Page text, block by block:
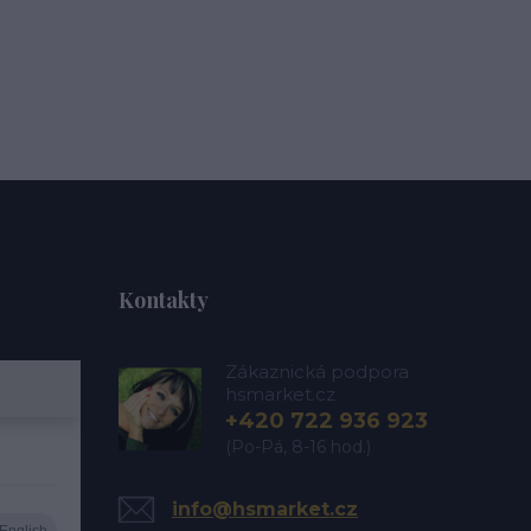
Kontakty
Zákaznická podpora
hsmarket.cz
+420 722 936 923
(Po-Pá, 8-16 hod.)
info@hsmarket.cz